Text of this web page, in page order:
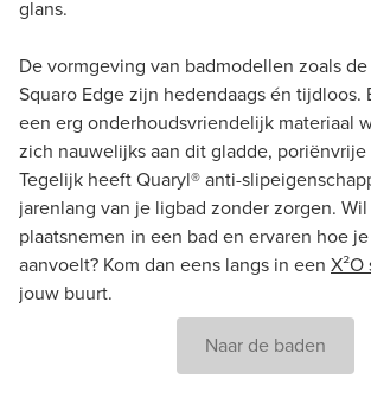
glans.
De vormgeving van badmodellen zoals
Squaro Edge zijn hedendaags én tijdloos.
een erg onderhoudsvriendelijk materiaal
zich nauwelijks aan dit gladde,
Tegelijk heeft Quaryl® anti-
jarenlang van je ligbad zonder zorgen.
plaatsnemen in een bad en ervaren hoe
aanvoelt? Kom dan eens langs in een
jouw buurt.
Naar de baden